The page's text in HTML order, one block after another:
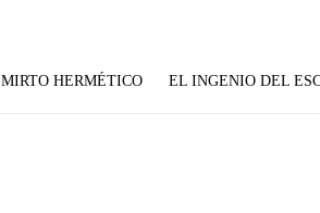
MIRTO HERMÉTICO EL INGENIO DEL